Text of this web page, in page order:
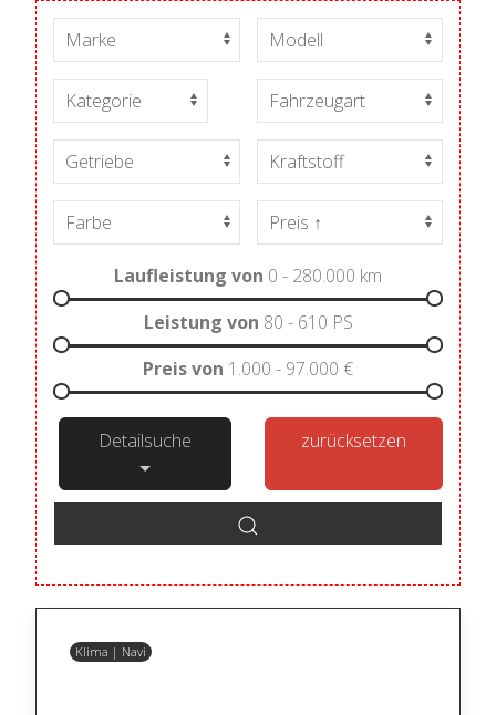
Laufleistung von 0 - 280.000 km
Leistung von 80 - 610 PS
Preis von 1.000 - 97.000 €
Detailsuche zurücksetzen
Klima | Navi